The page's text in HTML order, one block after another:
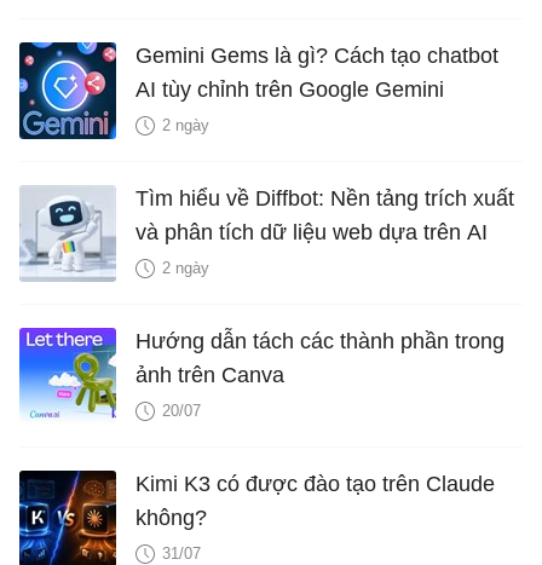
Gemini Gems là gì? Cách tạo chatbot
AI tùy chỉnh trên Google Gemini
2 ngày
Tìm hiểu về Diffbot: Nền tảng trích xuất
và phân tích dữ liệu web dựa trên AI
2 ngày
Hướng dẫn tách các thành phần trong
ảnh trên Canva
20/07
Kimi K3 có được đào tạo trên Claude
không?
31/07